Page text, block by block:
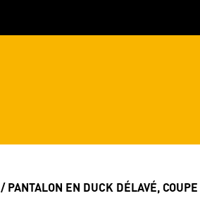
/ PANTALON EN DUCK DÉLAVÉ,